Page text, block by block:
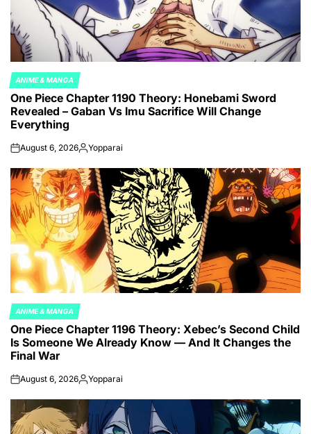
POSTED
IN
ANIME & MANGA
One Piece Chapter 1190 Theory: Honebami Sword
Revealed – Gaban Vs Imu Sacrifice Will Change
Everything
onAugust 6, 2026Posted
Yopparai
POSTED
IN
ANIME & MANGA
One Piece Chapter 1196 Theory: Xebec’s Second Child
Is Someone We Already Know — And It Changes the
Final War
onAugust 6, 2026Posted
Yopparai